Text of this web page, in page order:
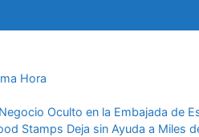
Hora
Oculto en la Embajada de
Stamps Deja sin Ayuda a Miles